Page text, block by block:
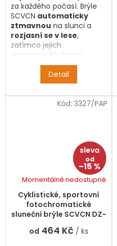
Detail
za každého počasí. Brýle
SCVCN automaticky
ztmavnou na slunci a
rozjasní se v lese,
zatímco jejich
ergonomický design
zajistí, že o nich nebudete
vědět ani po hodinách v
sedle. Maximální komfort
a styl pro muže i ženy.
od
–15 %
Cyklistické, sportovní
fotochromatické
sluneční brýle SCVCN DZ-
S1412-PH-PI-22
Momentálně nedostupné
od 464 Kč / ks
Kód: 3327/PAP